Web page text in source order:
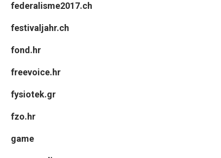
federalisme2017.ch
festivaljahr.ch
fond.hr
freevoice.hr
fysiotek.gr
fzo.hr
game